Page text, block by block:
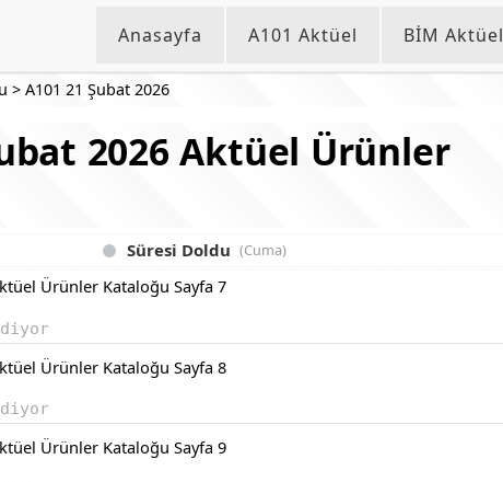
Anasayfa A101 Aktüel BİM Aktüel
> A101 21 Şubat 2026
2026 Aktüel Ürünler
Süresi Doldu (Cuma)